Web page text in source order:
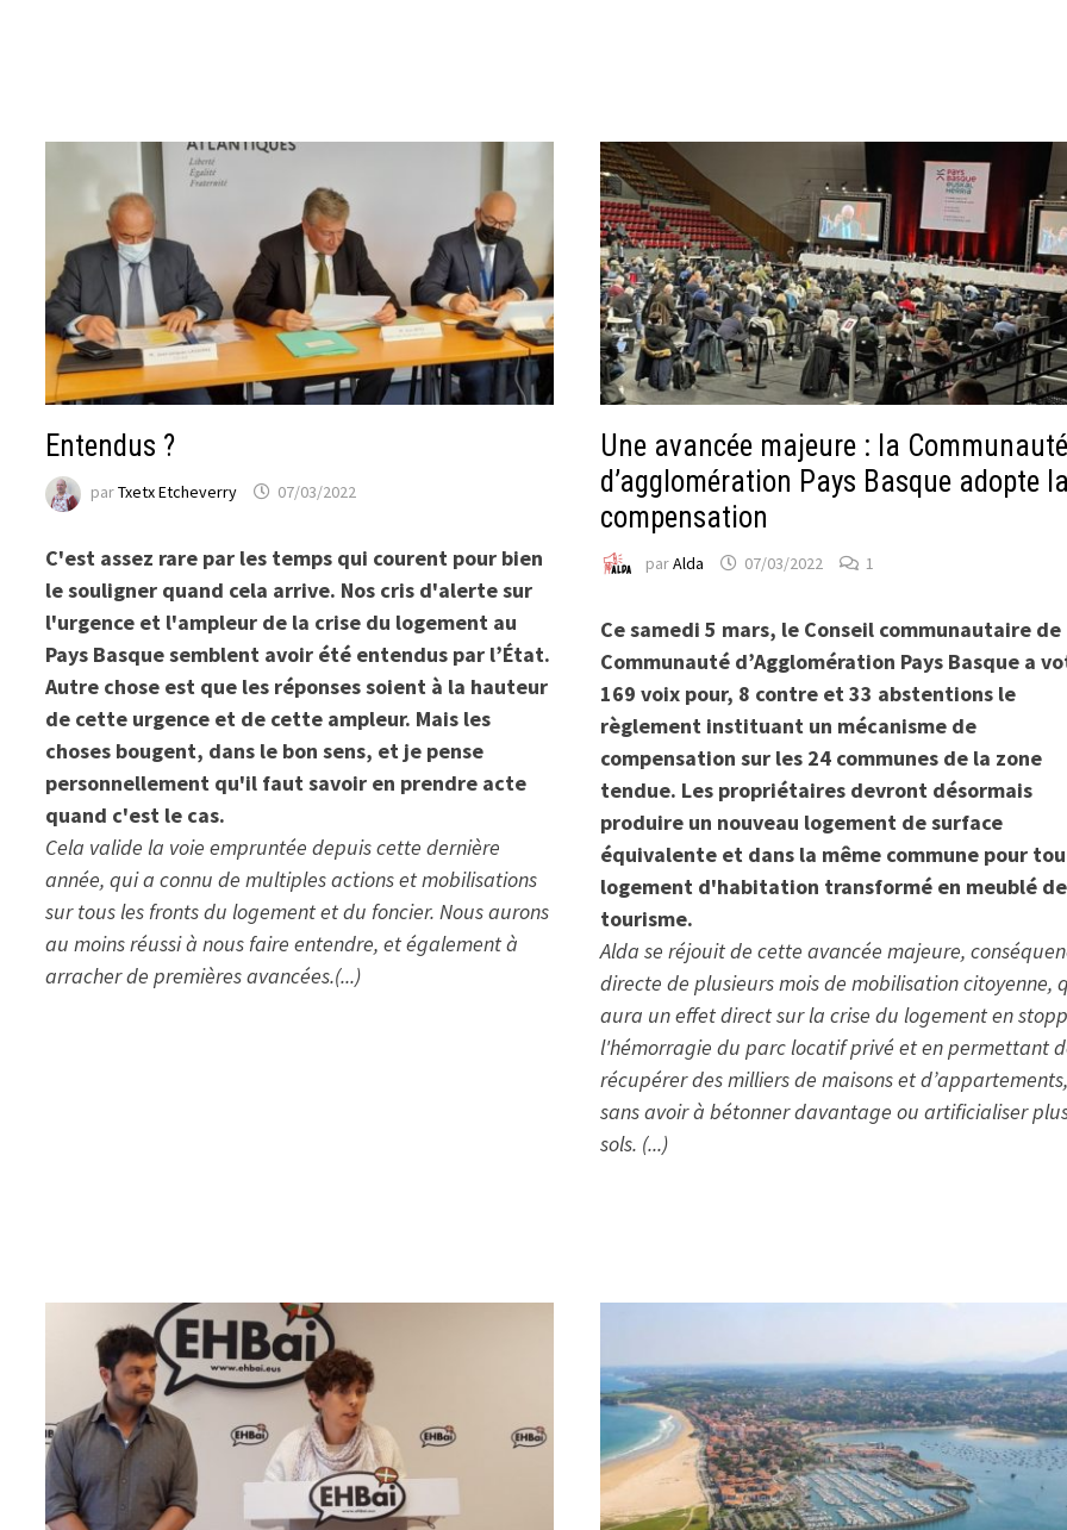
Entendus ?
parTxetx Etcheverry 07/03/2022
C'est assez rare par les temps qui courent pour bien
le souligner quand cela arrive. Nos cris d'alerte sur
l'urgence et l'ampleur de la crise du logement au
Pays Basque semblent avoir été entendus par l’État.
Autre chose est que les réponses soient à la hauteur
de cette urgence et de cette ampleur. Mais les
choses bougent, dans le bon sens, et je pense
personnellement qu'il faut savoir en prendre acte
quand c'est le cas.
Cela valide la voie empruntée depuis cette dernière
année, qui a connu de multiples actions et mobilisations
sur tous les fronts du logement et du foncier. Nous aurons
au moins réussi à nous faire entendre, et également à
arracher de premières avancées.(...)
Une avancée majeure : la Communauté
d’agglomération Pays Basque adopte
compensation
parAlda 07/03/2022 1
Ce samedi 5 mars, le Conseil communautaire de
Communauté d’Agglomération Pays Basque a
169 voix pour, 8 contre et 33 abstentions le
règlement instituant un mécanisme de
compensation sur les 24 communes de la zone
tendue. Les propriétaires devront désormais
produire un nouveau logement de surface
équivalente et dans la même commune pour
logement d'habitation transformé en meublé de
tourisme.
Alda se réjouit de cette avancée majeure,
directe de plusieurs mois de mobilisation citoyenne,
aura un effet direct sur la crise du logement en
l'hémorragie du parc locatif privé et en permettant
récupérer des milliers de maisons et d’appartements,
sans avoir à bétonner davantage ou artificialiser
sols. (...)